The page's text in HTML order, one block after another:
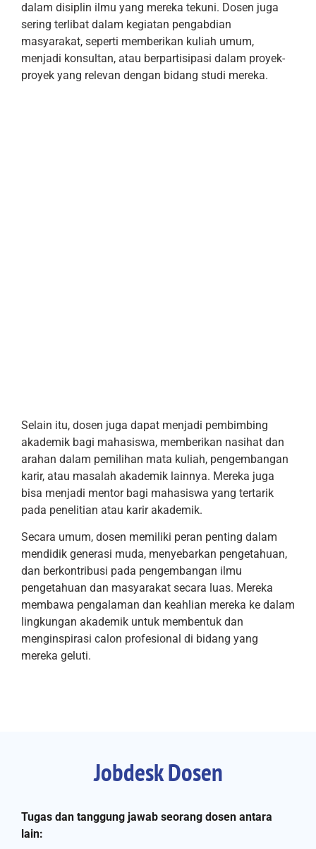
dalam disiplin ilmu yang mereka tekuni. Dosen juga
sering terlibat dalam kegiatan pengabdian
masyarakat, seperti memberikan kuliah umum,
menjadi konsultan, atau berpartisipasi dalam proyek-
proyek yang relevan dengan bidang studi mereka.
Selain itu, dosen juga dapat menjadi pembimbing
akademik bagi mahasiswa, memberikan nasihat dan
arahan dalam pemilihan mata kuliah, pengembangan
karir, atau masalah akademik lainnya. Mereka juga
bisa menjadi mentor bagi mahasiswa yang tertarik
pada penelitian atau karir akademik.
Secara umum, dosen memiliki peran penting dalam
mendidik generasi muda, menyebarkan pengetahuan,
dan berkontribusi pada pengembangan ilmu
pengetahuan dan masyarakat secara luas. Mereka
membawa pengalaman dan keahlian mereka ke dalam
lingkungan akademik untuk membentuk dan
menginspirasi calon profesional di bidang yang
mereka geluti.
Jobdesk Dosen
Tugas dan tanggung jawab seorang dosen antara
lain: